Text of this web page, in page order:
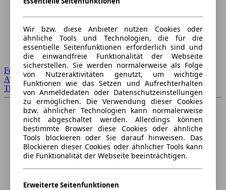
Forum Startseite
Alle Auto-Foren
Themen-Forum
Wir bzw. diese Anbieter nutzen Cookies oder
ähnliche Tools und Technologien, die für die
essentielle Seitenfunktionen erforderlich sind und
die einwandfreie Funktionalität der Webseite
sicherstellen. Sie werden normalerweise als Folge
von Nutzeraktivitäten genutzt, um wichtige
Funktionen wie das Setzen und Aufrechterhalten
von Anmeldedaten oder Datenschutzeinstellungen
zu ermöglichen. Die Verwendung dieser Cookies
bzw. ähnlicher Technologien kann normalerweise
nicht abgeschaltet werden. Allerdings können
bestimmte Browser diese Cookies oder ähnliche
Tools blockieren oder Sie darauf hinweisen. Das
Blockieren dieser Cookies oder ähnlicher Tools kann
die Funktionalität der Webseite beeinträchtigen.
Erweiterte Seitenfunktionen